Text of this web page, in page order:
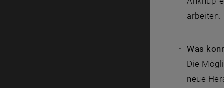
arbeiten.
Was
Die
neue